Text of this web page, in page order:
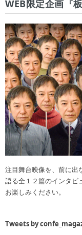
WEB限定企画『
注目舞台映像を、前に出
語る全１２篇のインタビ
お楽しみください。
Tweets by